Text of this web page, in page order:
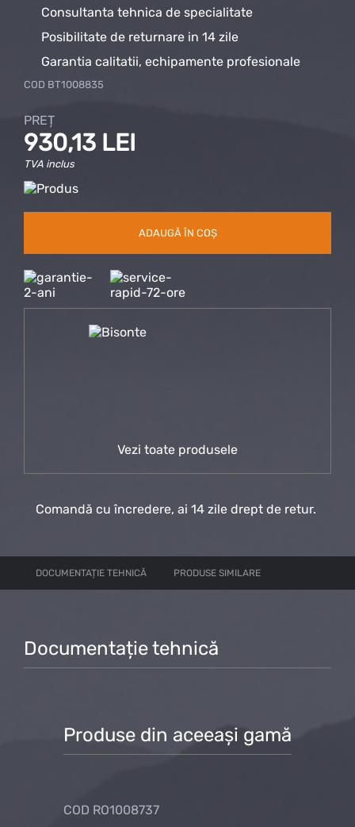
Consultanta tehnica de specialitate
Posibilitate de returnare in 14 zile
Garantia calitatii, echipamente profesionale
COD BT1008835
PREȚ
930,13 LEI
TVA inclus
ADAUGĂ ÎN COȘ
Vezi toate produsele
Comandă cu încredere, ai 14 zile drept de retur.
DOCUMENTAȚIE TEHNICĂ PRODUSE SIMILARE
Documentație tehnică
Produse din aceeași gamă
COD RO1008737